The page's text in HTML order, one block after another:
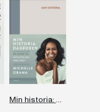
Min historia: Dagboken